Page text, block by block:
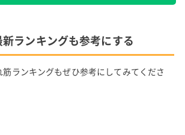
ランキングも参考にする
ランキングもぜひ参考にしてみてくださ